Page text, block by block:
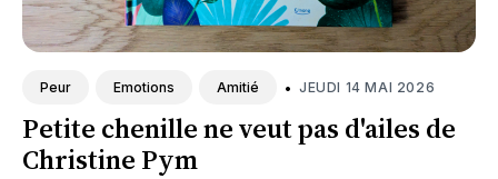
Peur Emotions Amitié • JEUDI 14 MAI 2026
Petite chenille ne veut pas d'ailes de
Christine Pym